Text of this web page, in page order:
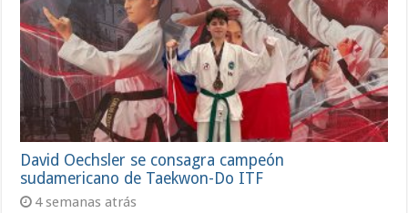
David Oechsler se consagra campeón
sudamericano de Taekwon-Do ITF
4 semanas atrás